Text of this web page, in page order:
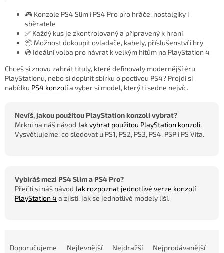
🎮 Konzole PS4 Slim i PS4 Pro pro hráče, nostalgiky i
sběratele
✅ Každý kus je zkontrolovaný a připravený k hraní
📦 Možnost dokoupit ovladače, kabely, příslušenství i hry
💿 Ideální volba pro návrat k velkým hitům na PlayStation 4
Chceš si znovu zahrát tituly, které definovaly modernější éru
PlayStationu, nebo si doplnit sbírku o poctivou PS4? Projdi si
nabídku PS4 konzolía vyber si model, který ti sedne nejvíc.
Nevíš, jakou použitou PlayStation konzoli vybrat?
Mrkni na náš návod Jak vybrat použitou PlayStation konzoli.
Vysvětlujeme, co sledovat u PS1, PS2, PS3, PS4, PSP i PS Vita.
Vybíráš mezi PS4 Slim a PS4 Pro?
Přečti si náš návod Jak rozpoznat jednotlivé verze konzolí
PlayStation 4 a zjisti, jak se jednotlivé modely liší.
Doporučujeme Nejlevnější Nejdražší Nejprodávanější